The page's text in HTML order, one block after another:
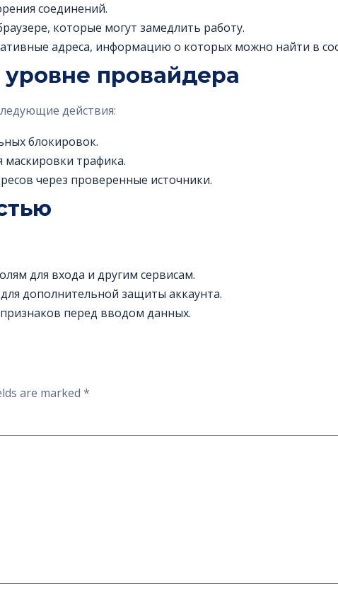
соединений.
которые могут замедлить работу.
адреса, информацию о которых можно найти в
провайдера
действия:
блокировок.
маскировки трафика.
через проверенные источники.
для входа и другим сервисам.
дополнительной защиты аккаунта.
перед вводом данных.
are marked *